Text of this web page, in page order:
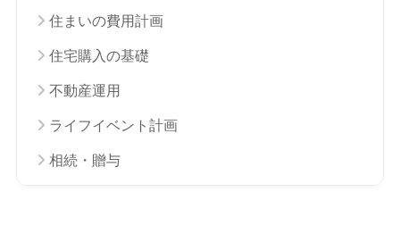
住まいの費用計画
住宅購入の基礎
不動産運用
ライフイベント計画
相続・贈与